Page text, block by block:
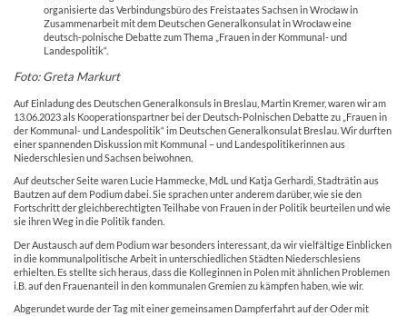
organisierte das Verbindungsbüro des Freistaates Sachsen in Wrocław in
Zusammenarbeit mit dem Deutschen Generalkonsulat in Wrocław eine
deutsch-polnische Debatte zum Thema „Frauen in der Kommunal- und
Landespolitik“.
Foto: Greta Markurt
Auf Einladung des Deutschen Generalkonsuls in Breslau, Martin Kremer, waren wir am
13.06.2023 als Kooperationspartner bei der Deutsch-Polnischen Debatte zu „Frauen in
der Kommunal- und Landespolitik“ im Deutschen Generalkonsulat Breslau. Wir durften
einer spannenden Diskussion mit Kommunal – und Landespolitikerinnen aus
Niederschlesien und Sachsen beiwohnen.
Auf deutscher Seite waren Lucie Hammecke, MdL und Katja Gerhardi, Stadträtin aus
Bautzen auf dem Podium dabei. Sie sprachen unter anderem darüber, wie sie den
Fortschritt der gleichberechtigten Teilhabe von Frauen in der Politik beurteilen und wie
sie ihren Weg in die Politik fanden.
Der Austausch auf dem Podium war besonders interessant, da wir vielfältige Einblicken
in die kommunalpolitische Arbeit in unterschiedlichen Städten Niederschlesiens
erhielten. Es stellte sich heraus, dass die Kolleginnen in Polen mit ähnlichen Problemen
i.B. auf den Frauenanteil in den kommunalen Gremien zu kämpfen haben, wie wir.
Abgerundet wurde der Tag mit einer gemeinsamen Dampferfahrt auf der Oder mit